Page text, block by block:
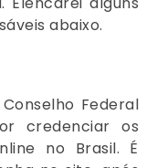
abaixo.
Federal
credenciar os
no Brasil. É